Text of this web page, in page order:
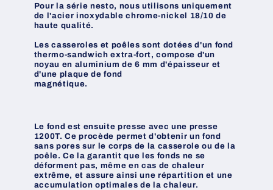
Pour lasérie nesto, nous utilisons uniquement
de l'acier inoxydable chrome-nickel 18/10 de
haute qualité.
Les casseroles et poêles sont dotées d'un fond
thermo-sandwich extra-fort, compose d'un
noyau en aluminium de 6 mm d'épaisseur et
d'une plaque de fond
magnétique.
Le fond est ensuite presse avec une presse
1200T. Ceprocède permet d'obtenir un fond
sans pores sur le corps de la casserole ou de la
poêle. Ce la garantit que les fonds ne se
déforment pas, même en cas de chaleur
extrême, et assure ainsi une répartition et une
accumulation optimales de la chaleur.